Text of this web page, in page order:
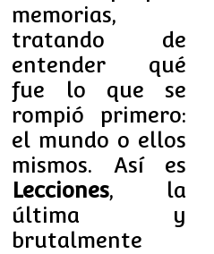
memorias,
tratando de
entender qué
fue lo que se
rompió primero:
el mundo o ellos
mismos. Así es
Lecciones, la
última y
brutalmente